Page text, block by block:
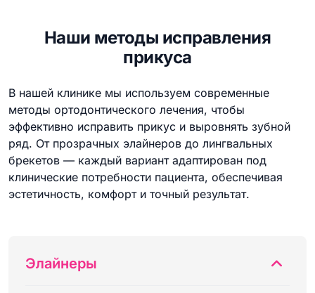
Наши методы исправления
прикуса
В нашей клинике мы используем современные
методы ортодонтического лечения, чтобы
эффективно исправить прикус и выровнять зубной
ряд. От прозрачных элайнеров до лингвальных
брекетов — каждый вариант адаптирован под
клинические потребности пациента, обеспечивая
эстетичность, комфорт и точный результат.
Элайнеры